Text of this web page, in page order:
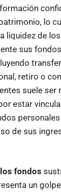
lo
liquidez de
sus
retiro o
suele ser
estar
de sus
fondos
un